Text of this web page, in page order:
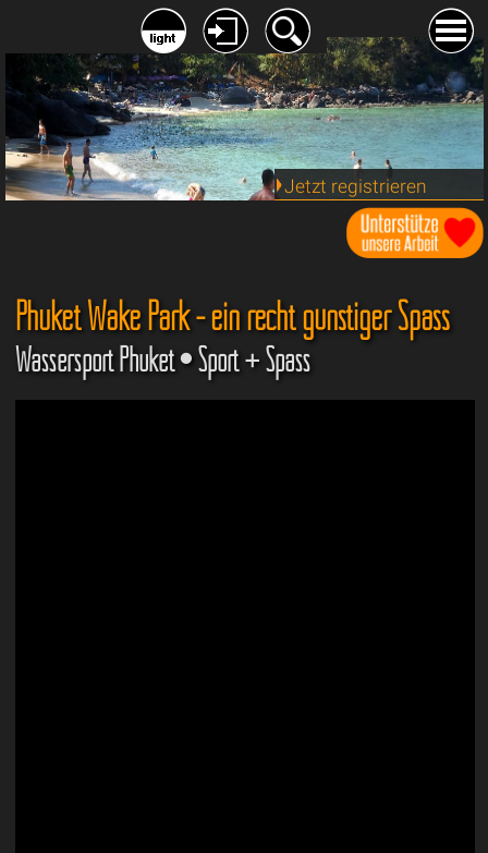
Jetzt registrieren
Phuket Wake Park - ein recht günstiger Spass
Wassersport Phuket • Sport + Spass